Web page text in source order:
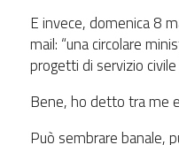
E invece, domenica 8
mail: “una circolare
progetti di servizio civile
Bene, ho detto tra me
Può sembrare banale,